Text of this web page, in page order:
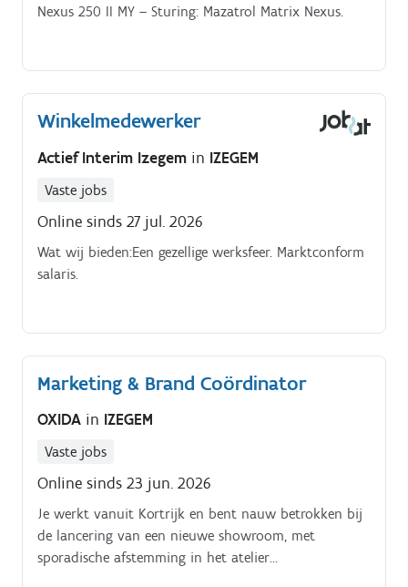
Nexus 250 II MY – Sturing: Mazatrol Matrix Nexus.
Winkelmedewerker
Actief Interim Izegem in IZEGEM
Vaste jobs
Online sinds 27 jul. 2026
Wat wij bieden:Een gezellige werksfeer. Marktconform
salaris.
Marketing & Brand Coördinator
OXIDA in IZEGEM
Vaste jobs
Online sinds 23 jun. 2026
Je werkt vanuit Kortrijk en bent nauw betrokken bij
de lancering van een nieuwe showroom, met
sporadische afstemming in het atelier